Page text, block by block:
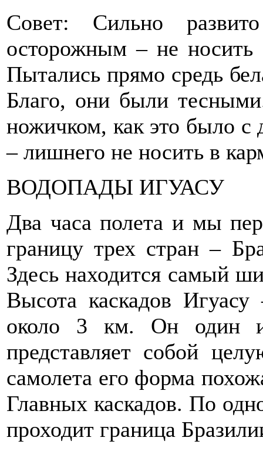
Совет: Сильно
осторожным – не носить
Пытались прямо средь
Благо, они были
ножичком, как это было
– лишнего не носить в
ВОДОПАДЫ ИГУАСУ
Два часа полета и мы
границу трех стран –
Здесь находится самый
Высота каскадов
около 3 км. Он один
представляет собой
самолета его форма
Главных каскадов. По
проходит граница